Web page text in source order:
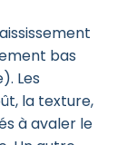
bas
Les
la texture,
à avaler le